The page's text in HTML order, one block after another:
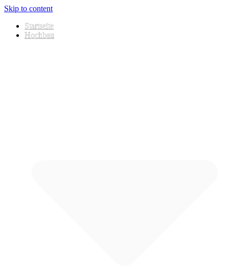
Skip to content
Startseite
Hochbau